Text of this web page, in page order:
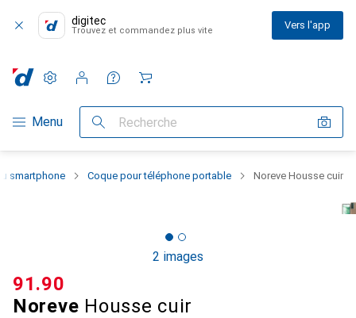
digitec
Trouvez et commandez plus vite Vers l'app
Navigation par catégorie
Menu Recherche
Paramètres
Compte client
Listes de comparaison
Listes d'envies
Panier
smartphone Coque pour téléphone portable Noreve Housse cuir
2 images
Noreve Housse cuir
CHF
91.90